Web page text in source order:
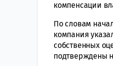
компенсации
По словам
компания
собственных
подтверждены